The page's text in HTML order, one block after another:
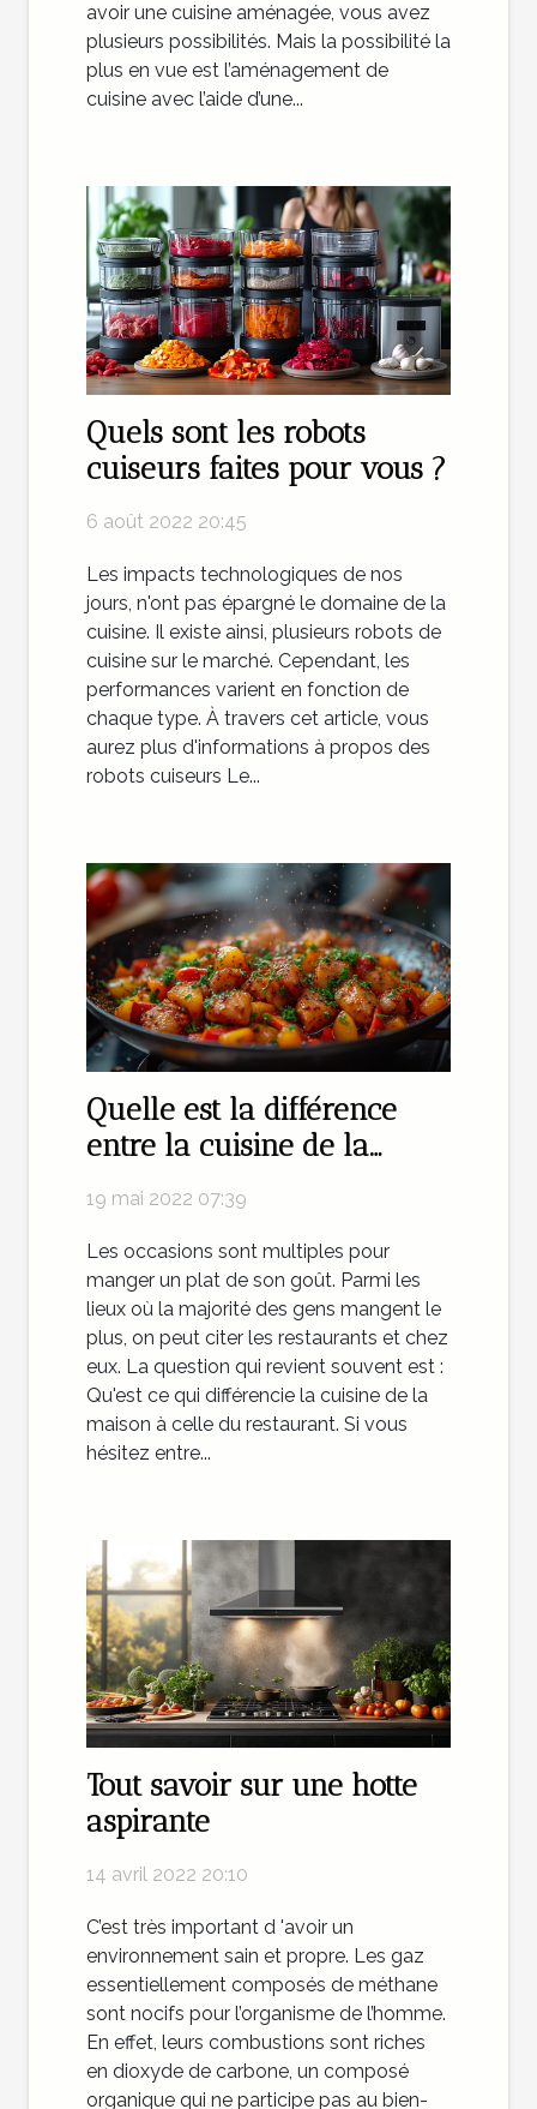
avoir une cuisine aménagée, vous avez
plusieurs possibilités. Mais la possibilité la
plus en vue est l’aménagement de
cuisine avec l’aide d’une...
Quels sont les robots
cuiseurs faites pour vous ?
6 août 2022 20:45
Les impacts technologiques de nos
jours, n'ont pas épargné le domaine de la
cuisine. Il existe ainsi, plusieurs robots de
cuisine sur le marché. Cependant, les
performances varient en fonction de
chaque type. À travers cet article, vous
aurez plus d'informations à propos des
robots cuiseurs Le...
Quelle est la différence
entre la cuisine de la
restaurant ?
19 mai 2022 07:39
Les occasions sont multiples pour
manger un plat de son goût. Parmi les
lieux où la majorité des gens mangent le
plus, on peut citer les restaurants et chez
eux. La question qui revient souvent est :
Qu'est ce qui différencie la cuisine de la
maison à celle du restaurant. Si vous
hésitez entre...
Tout savoir sur une hotte
aspirante
14 avril 2022 20:10
C’est très important d 'avoir un
environnement sain et propre. Les gaz
essentiellement composés de méthane
sont nocifs pour l’organisme de l’homme.
En effet, leurs combustions sont riches
en dioxyde de carbone, un composé
organique qui ne participe pas au bien-